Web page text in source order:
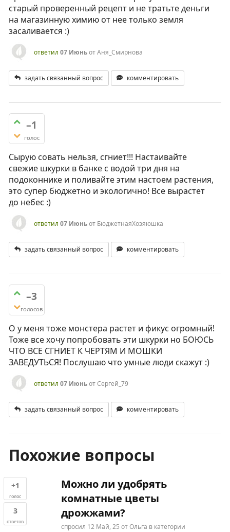
старый проверенный рецепт и не тратьте деньги
на магазинную химию от нее только земля
засаливается :)
ответил 07 ИюньотАня_Смирнова
задать связанный вопрос комментировать
–1
голос
Сырую совать нельзя, сгниет!!! Настаивайте
свежие шкурки в банке с водой три дня на
подоконнике и поливайте этим настоем растения,
это супер бюджетно и экологично! Все вырастет
до небес :)
ответил 07 Июньот БюджетнаяХозяюшка
задать связанный вопрос комментировать
–3
голосов
О у меня тоже монстера растет и фикус огромный!
Тоже все хочу попробовать эти шкурки но БОЮСЬ
ЧТО ВСЕ СГНИЕТ К ЧЕРТЯМ И МОШКИ
ЗАВЕДУТЬСЯ! Послушаю что умные люди скажут :)
ответил 07 ИюньотСергей_79
задать связанный вопрос комментировать
Похожие вопросы
+1
голос
3
ответов
Можно ли удобрять
комнатные цветы
дрожжами?
спросил 12 Май, 25 отОльга в категории